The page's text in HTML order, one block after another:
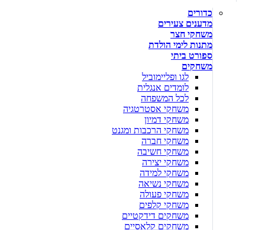
כדורים
מדענים צעירים
משחקי חצר
מתנות לימי הולדת
ספורט ביתי
משחקים
לגו ופליימוביל
לומדים אנגלית
לכל המשפחה
משחקי אסטרטגיה
משחקי דמיון
משחקי הרכבות ומגנט
משחקי חברה
משחקי חשיבה
משחקי יצירה
משחקי למידה
משחקי נשיאה
משחקי פעולה
משחקי קלפים
משחקים דידקטיים
משחקים קלאסיים